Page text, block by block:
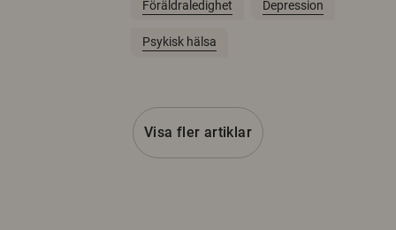
Föräldraledighet Depression
Psykisk hälsa
Visa fler artiklar